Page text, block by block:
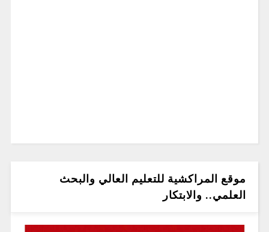
موقع المراكشية للتعليم العالي والبحث
العلمي.. والابتكار